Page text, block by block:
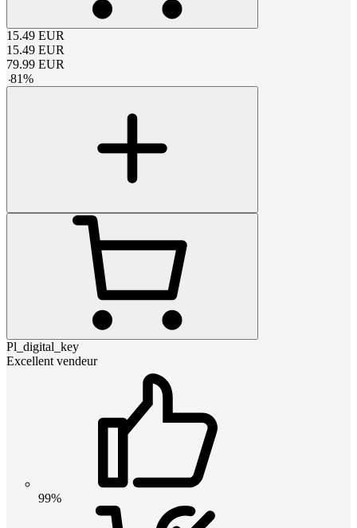
15.49 EUR
15.49 EUR
79.99 EUR
-81%
Pl_digital_key
Excellent vendeur
99%